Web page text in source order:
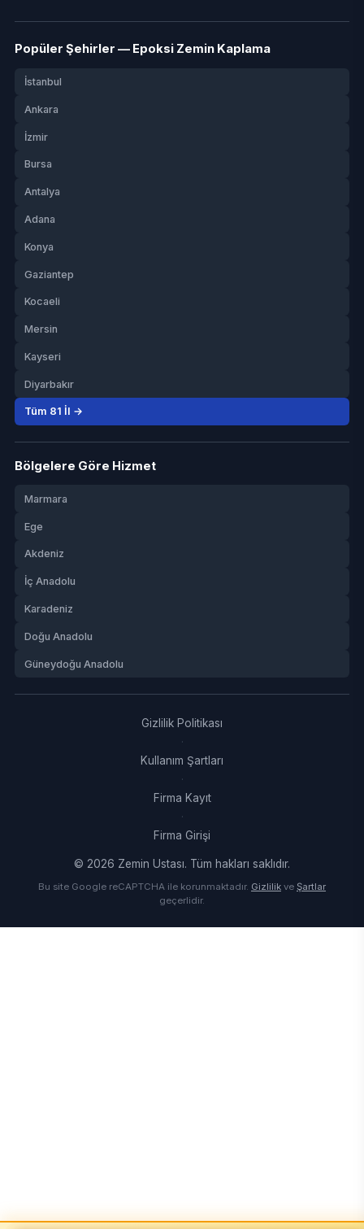
Popüler Şehirler — Epoksi Zemin Kaplama
İstanbul
Ankara
İzmir
Bursa
Antalya
Adana
Konya
Gaziantep
Kocaeli
Mersin
Kayseri
Diyarbakır
Tüm 81 İl →
Bölgelere Göre Hizmet
Marmara
Ege
Akdeniz
İç Anadolu
Karadeniz
Doğu Anadolu
Güneydoğu Anadolu
Gizlilik Politikası
·
Kullanım Şartları
·
Firma Kayıt
·
Firma Girişi
© 2026 Zemin Ustası. Tüm hakları saklıdır.
Bu site Google reCAPTCHA ile korunmaktadır. Gizlilik ve Şartlar
geçerlidir.